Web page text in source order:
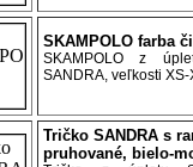
SKAMPOLO farba
SKAMPOLO z
SANDRA, veľkosti XS-
Tričko SANDRA s
pruhované, bielo-